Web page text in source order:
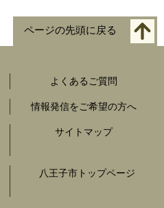
ページの先頭に戻る
よくあるご質問
情報発信をご希望の方へ
サイトマップ
八王子市トップページ